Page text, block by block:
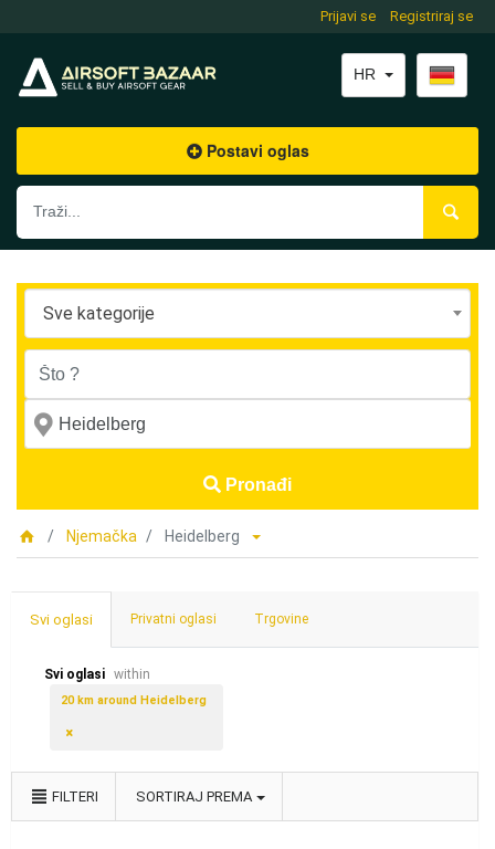
Prijavi se Registriraj se
HR
Postavi oglas
Sve kategorije
Pronađi
Njemačka Heidelberg
Svi oglasi Privatni oglasi Trgovine
Svi oglasi within
20 km around Heidelberg
FILTERI SORTIRAJ PREMA